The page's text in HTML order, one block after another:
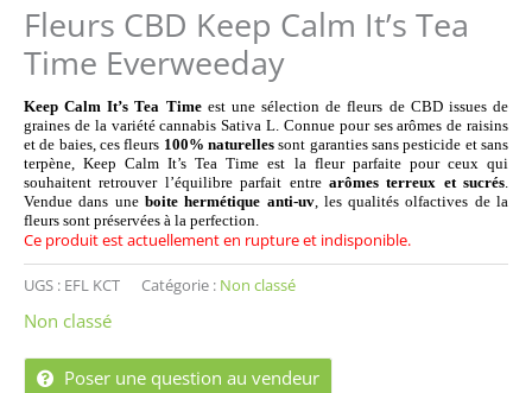
Fleurs CBD Keep Calm It’s Tea
Time Everweeday
Keep Calm It’s Tea Timeest une sélection de fleurs de CBD issues de
graines de la variété cannabis Sativa L. Connue pour ses arômes de raisins
et de baies, ces fleurs 100% naturelles sont garanties sans pesticide et sans
terpène, Keep Calm It’s Tea Time est la fleur parfaite pour ceux qui
souhaitent retrouver l’équilibre parfait entre arômes terreux et sucrés.
Vendue dans une boite hermétique anti-uv, les qualités olfactives de la
fleurs sont préservées à la perfection.
Ce produit est actuellement en rupture et indisponible.
UGS : EFL KCT Catégorie : Non classé
Non classé
Poser une question au vendeur